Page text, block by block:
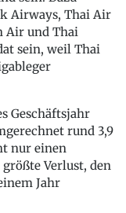
Airways, Thai Air
Air und Thai
sein, weil Thai
Geschäftsjahr
rund 3,9
nur einen
Verlust, den
Jahr